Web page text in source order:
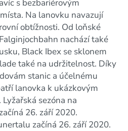
s bezbariérovým
Na lanovku navazují
obtížnosti. Od loňské
nachází také
Black Ibex se sklonem
také na udržitelnost. Díky
stanic a účelnému
lanovka k ukázkovým
sezóna na
26. září 2020.
začíná 26. září 2020.